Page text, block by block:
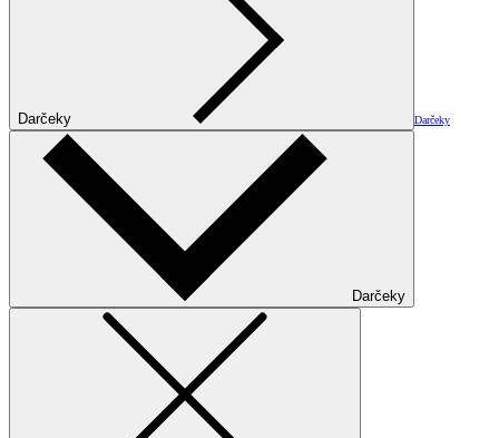
Darčeky Darčeky
Darčeky